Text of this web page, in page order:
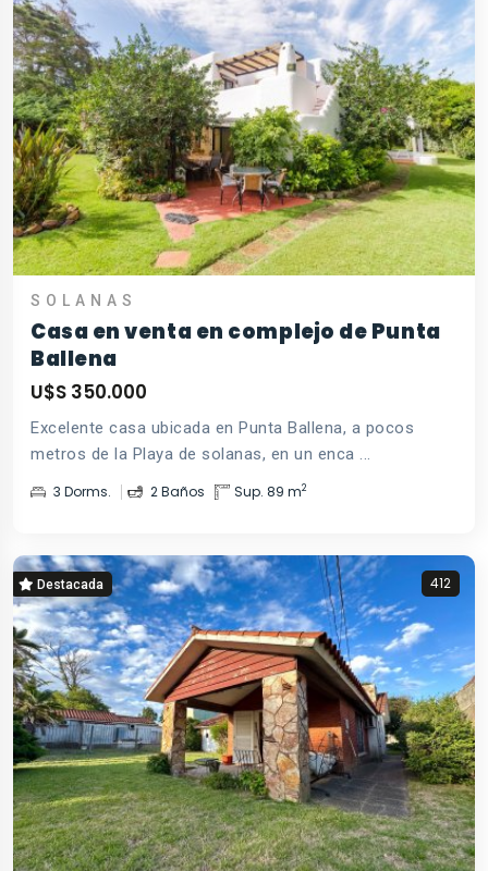
SOLANAS
Casa en venta en complejo de Punta
Ballena
U$S 350.000
Excelente casa ubicada en Punta Ballena, a pocos
metros de la Playa de solanas, en un enca ...
3 Dorms. 2 Baños Sup. 89 m2
Destacada 412